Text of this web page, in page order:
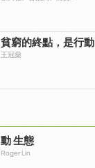
貧窮的終點，是行
王冠燊
動 生態
Roger Lin